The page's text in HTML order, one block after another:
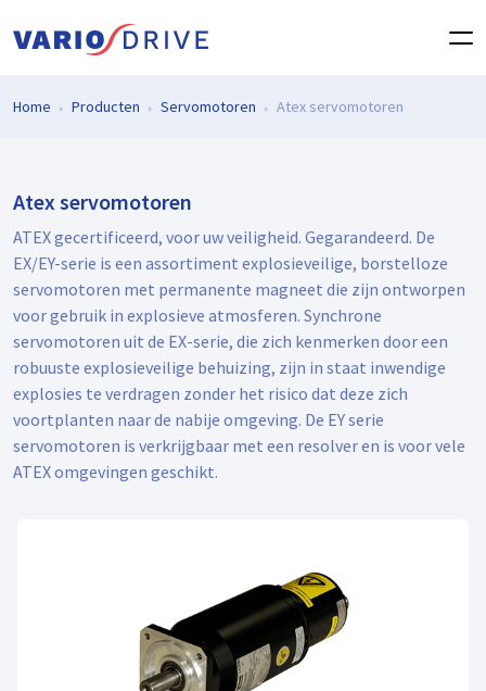
Home Producten Servomotoren Atex servomotoren
Atex servomotoren
ATEX gecertificeerd, voor uw veiligheid. Gegarandeerd. De
EX/EY-serie is een assortiment explosieveilige, borstelloze
servomotoren met permanente magneet die zijn ontworpen
voor gebruik in explosieve atmosferen. Synchrone
servomotoren uit de EX-serie, die zich kenmerken door een
robuuste explosieveilige behuizing, zijn in staat inwendige
explosies te verdragen zonder het risico dat deze zich
voortplanten naar de nabije omgeving. De EY serie
servomotoren is verkrijgbaar met een resolver en is voor vele
ATEX omgevingen geschikt.